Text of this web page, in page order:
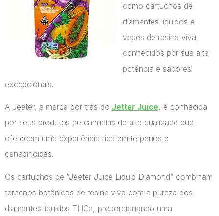
como cartuchos de
diamantes líquidos e
vapes de resina viva,
conhecidos por sua alta
potência e sabores
excepcionais.
A Jeeter, a marca por trás do Jetter Juice, é conhecida
por seus produtos de cannabis de alta qualidade que
oferecem uma experiência rica em terpenos e
canabinoides.
Os cartuchos de “Jeeter Juice Liquid Diamond” combinam
terpenos botânicos de resina viva com a pureza dos
diamantes líquidos THCa, proporcionando uma